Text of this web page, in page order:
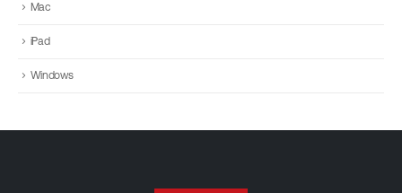
Mac
iPad
Windows